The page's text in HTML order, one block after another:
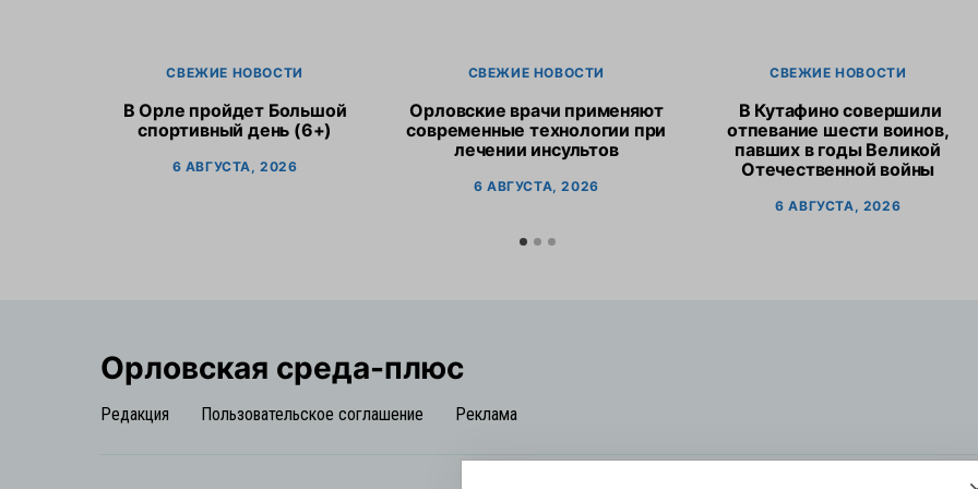
СВЕЖИЕ НОВОСТИ
В Орле пройдет Большой
спортивный день (6+)
6 АВГУСТА, 2026
СВЕЖИЕ НОВОСТИ
Орловские врачи применяют
современные технологии при
лечении инсультов
6 АВГУСТА, 2026
СВЕЖИЕ НОВОСТИ
В Кутафино совершили
отпевание шести воинов,
павших в годы Великой
Отечественной войны
6 АВГУСТА, 2026
Орловская cреда-плюс
Редакция Пользовательское соглашение Реклама